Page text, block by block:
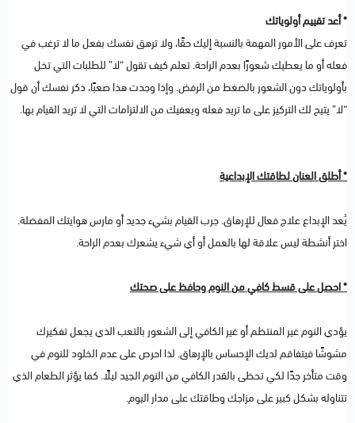
* أعد تقييم أولوياتك
تعرف على الأمور المهمة بالنسبة إليك حقًا، ولا ترهق نفسك بفعل ما لا ترغب في
فعله أو ما يعطيك شعورًا بعدم الراحة. تعلم كيف تقول “لا” للطلبات التي تخل
بأولوياتك دون الشعور بالضغط من الرفض. وإذا وجدت هذا صعبًا، ذكر نفسك أن قول
“لا” يتيح لك التركيز على ما تريد فعله ويعفيك من الالتزامات التي لا تريد القيام بها.
* أطلق العنان لطاقتك الإبداعية
يُعد الإبداع علاج فعال للإرهاق. جرب القيام بشيء جديد أو مارس هوايتك المفضلة.
اختر أنشطة ليس علاقة لها بالعمل أو أي شيء يشعرك بعدم الراحة.
* احصل على قسط كافي من النوم وحافظ على صحتك
يؤدي النوم غير المنتظم أو غير الكافي إلى الشعور بالتعب الذي يجعل تفكيرك
مشوشًا فيتفاقم لديك الإحساس بالإرهاق. لذا احرص على عدم الخلود للنوم في
وقت متأخر جدًا لكي تحظى بالقدر الكافي من النوم الجيد ليلًا. كما يؤثر الطعام الذي
تتناوله بشكل كبير على مزاجك وطاقتك على مدار اليوم.